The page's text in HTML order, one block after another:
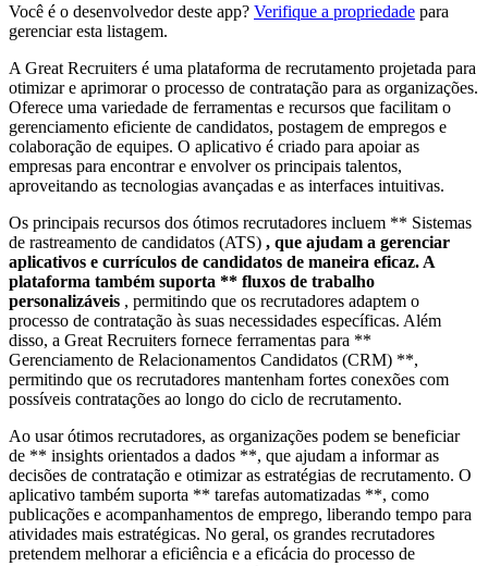
Você é o desenvolvedor deste app? Verifique a propriedade para
gerenciar esta listagem.
A Great Recruiters é uma plataforma de recrutamento projetada para
otimizar e aprimorar o processo de contratação para as organizações.
Oferece uma variedade de ferramentas e recursos que facilitam o
gerenciamento eficiente de candidatos, postagem de empregos e
colaboração de equipes. O aplicativo é criado para apoiar as
empresas para encontrar e envolver os principais talentos,
aproveitando as tecnologias avançadas e as interfaces intuitivas.
Os principais recursos dos ótimos recrutadores incluem ** Sistemas
de rastreamento de candidatos (ATS) , que ajudam a gerenciar
aplicativos e currículos de candidatos de maneira eficaz. A
plataforma também suporta ** fluxos de trabalho
personalizáveis ​​ , permitindo que os recrutadores adaptem o
processo de contratação às suas necessidades específicas. Além
disso, a Great Recruiters fornece ferramentas para **
Gerenciamento de Relacionamentos Candidatos (CRM) **,
permitindo que os recrutadores mantenham fortes conexões com
possíveis contratações ao longo do ciclo de recrutamento.
Ao usar ótimos recrutadores, as organizações podem se beneficiar
de ** insights orientados a dados **, que ajudam a informar as
decisões de contratação e otimizar as estratégias de recrutamento. O
aplicativo também suporta ** tarefas automatizadas **, como
publicações e acompanhamentos de emprego, liberando tempo para
atividades mais estratégicas. No geral, os grandes recrutadores
pretendem melhorar a eficiência e a eficácia do processo de